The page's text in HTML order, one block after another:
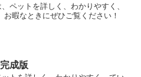
ペットを詳しく、わかりやすく、
暇なときにぜひご覧ください！
成版